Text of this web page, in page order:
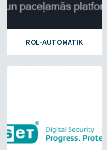
ROL-AUTOMATIK